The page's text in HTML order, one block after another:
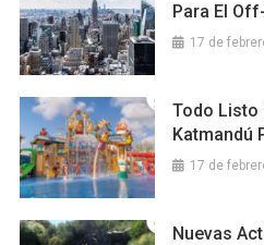
Para El
17 de
Todo Listo
Katmandú
17 de
Nuevas